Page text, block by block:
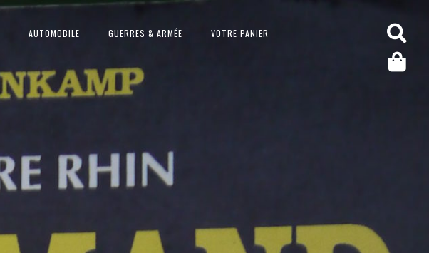
AUTOMOBILE GUERRES & ARMÉE VOTRE PANIER